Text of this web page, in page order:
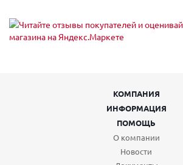
Пн,Вт,Ср,Чт,Пт,Сб,Вс (09:00 - 21:00)
Екатеринбург, проспект Академика Сахарова, 29
пн-пт 09:00-18:00; сб, вс выходной
Екатеринбург, Таганская ул., 60
пн-пт 08:00-19:00; сб 10:00-16:00; вс выходной
Екатеринбург, тракт Сибирский
КОМПАНИЯ
ИНФОРМАЦИЯ
ПОМОЩЬ
О компании
Новости